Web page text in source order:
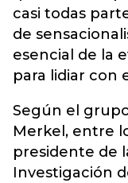
casi todas
de
esencial de la
para lidiar con
Según el
Merkel, entre
presidente de
Investigación